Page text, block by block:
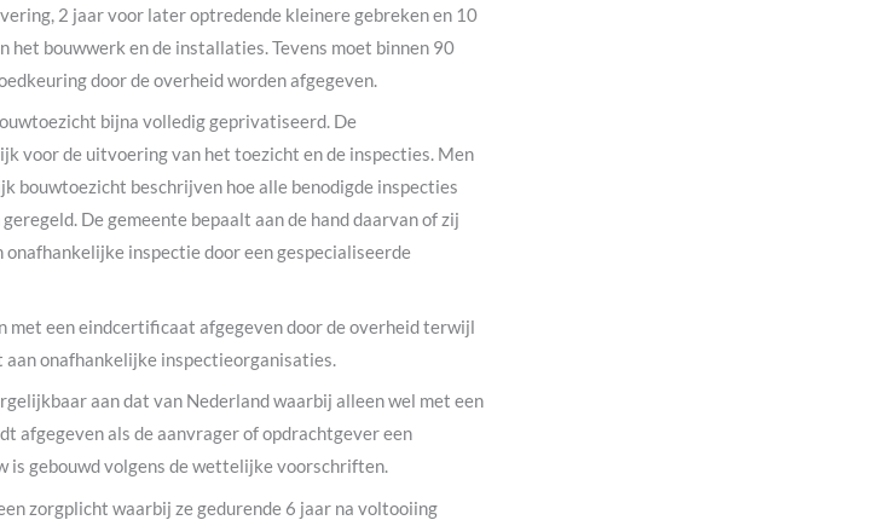
2 jaar voor later optredende kleinere gebreken en 10
het bouwwerk en de installaties. Tevens moet binnen 90
door de overheid worden afgegeven.
bijna volledig geprivatiseerd. De
voor de uitvoering van het toezicht en de inspecties. Men
bouwtoezicht beschrijven hoe alle benodigde inspecties
De gemeente bepaalt aan de hand daarvan of zij
onafhankelijke inspectie door een gespecialiseerde
met een eindcertificaat afgegeven door de overheid terwijl
onafhankelijke inspectieorganisaties.
aan dat van Nederland waarbij alleen wel met een
als de aanvrager of opdrachtgever een
gebouwd volgens de wettelijke voorschriften.
zorgplicht waarbij ze gedurende 6 jaar na voltooiing